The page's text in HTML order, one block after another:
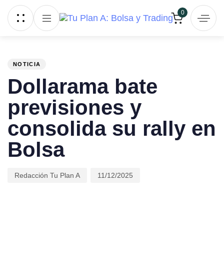
Skip links
Skip to primary navigation
Skip to content
0
NOTICIA
Dollarama bate
previsiones y
consolida su rally en
Bolsa
Redacción Tu Plan A 11/12/2025